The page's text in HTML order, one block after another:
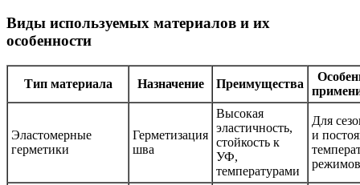
Виды используемых материалов и их
особенности
Тип материала Назначение Преимущества
Эластомерные
герметики
Герметизация
шва
Высокая
эластичность,
стойкость к
УФ,
температурами
Для
и
режимов